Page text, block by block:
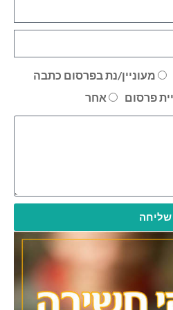
מעוניין/נת בפרסום כתבה
פרסום
אחר
שליחה